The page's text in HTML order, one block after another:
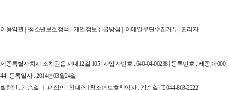
이용약관| 청소년보호정책 | 개인정보취급방침 | 이메일무단수집거부 | 관리자
세종특별자치시 조치원읍 새내12길 105 | 사업자번호 : 640-04-00238 | 등록번호 : 세종,아000
44 | 등록일자 : 2014년03월24일
발행인 : 강승일 ㅣ 편집인 : 정대영 | 청소년보호책임자 : 강승일 | T. 044-863-2222